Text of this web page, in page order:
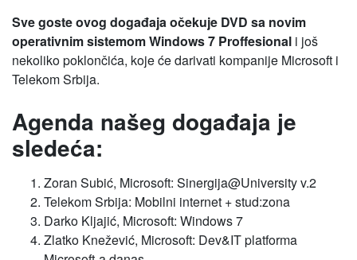
Sve goste ovog događaja očekuje DVD sa novim
operativnim sistemom Windows 7 Proffesional i još
nekoliko poklončića, koje će darivati kompanije Microsoft i
Telekom Srbija.
Agenda našeg događaja je
sledeća:
Zoran Subić, Microsoft: Sinergija@University v.2
Telekom Srbija: Mobilni internet + stud:zona
Darko Kljajić, Microsoft: Windows 7
Zlatko Knežević, Microsoft: Dev&IT platforma